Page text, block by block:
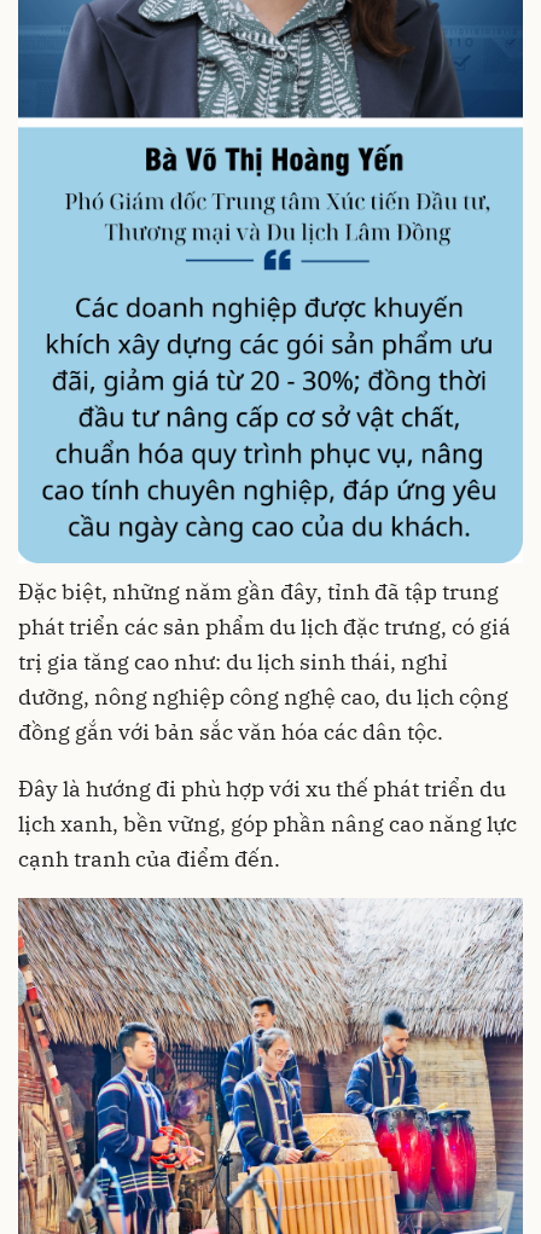
Đặc biệt, những năm gần đây, tỉnh đã tập trung
phát triển các sản phẩm du lịch đặc trưng, có giá
trị gia tăng cao như: du lịch sinh thái, nghỉ
dưỡng, nông nghiệp công nghệ cao, du lịch cộng
đồng gắn với bản sắc văn hóa các dân tộc.
Đây là hướng đi phù hợp với xu thế phát triển du
lịch xanh, bền vững, góp phần nâng cao năng lực
cạnh tranh của điểm đến.